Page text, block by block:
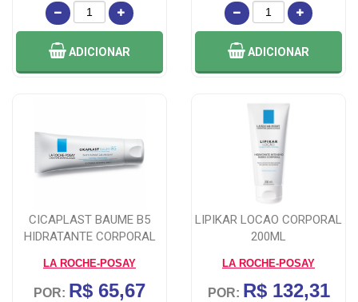
ADICIONAR ADICIONAR
CICAPLAST BAUME B5
HIDRATANTE CORPORAL
LA ROCHE-POSAY
POR: R$ 65,67
LIPIKAR LOCAO CORPORAL
200ML
LA ROCHE-POSAY
POR: R$ 132,31